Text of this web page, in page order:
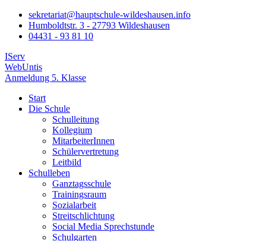
sekretariat@hauptschule-wildeshausen.info
Humboldtstr. 3 - 27793 Wildeshausen
04431 - 93 81 10
IServ
WebUntis
Anmeldung 5. Klasse
Start
Die Schule
Schulleitung
Kollegium
MitarbeiterInnen
Schülervertretung
Leitbild
Schulleben
Ganztagsschule
Trainingsraum
Sozialarbeit
Streitschlichtung
Social Media Sprechstunde
Schulgarten